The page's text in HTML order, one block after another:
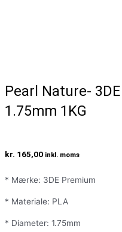
Pearl Nature-
1.75mm 1KG
kr. 165,00 inkl. moms
* Mærke: 3DE Premium
* Materiale: PLA
* Diameter: 1.75mm